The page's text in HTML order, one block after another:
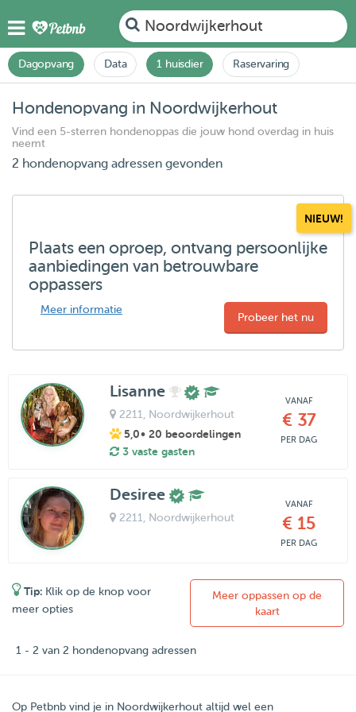
Noordwijkerhout
Dagopvang Data 1 huisdier Raservaring
Hondenopvang in Noordwijkerhout
Vind een 5-sterren hondenoppas die jouw hond overdag in huis
neemt
2 hondenopvang adressen gevonden
NIEUW!
Plaats een oproep, ontvang persoonlijke
aanbiedingen van betrouwbare
oppassers
Meer informatie
Probeer het nu
Lisanne
2211 , Noordwijkerhout
5,0• 20 beoordelingen
3 vaste gasten
VANAF
€ 37
PER DAG
Desiree
2211 , Noordwijkerhout
VANAF
€ 15
PER DAG
Tip: Klik op de knop voor
meer opties
Meer oppassen op de
kaart
1 - 2 van 2 hondenopvang adressen
Op Petbnb vind je in Noordwijkerhout altijd wel een